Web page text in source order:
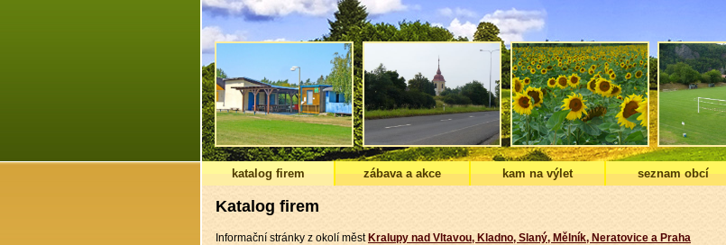
katalog firem zábava a akce kam na výlet seznam obcí
Katalog firem
Informační stránky z okolí měst Kralupy nad Vltavou, Kladno, Slaný, Mělník, Neratovice a Praha